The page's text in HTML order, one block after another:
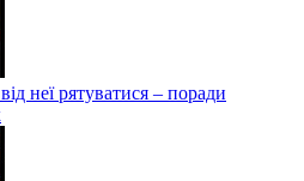
неї рятуватися – поради